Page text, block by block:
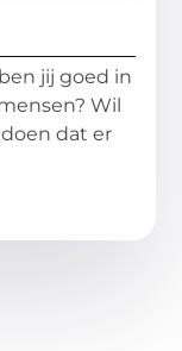
jij goed in
Wil
dat er